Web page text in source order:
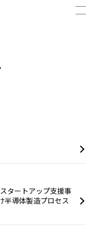
タートアップ支援事
半導体製造プロセス